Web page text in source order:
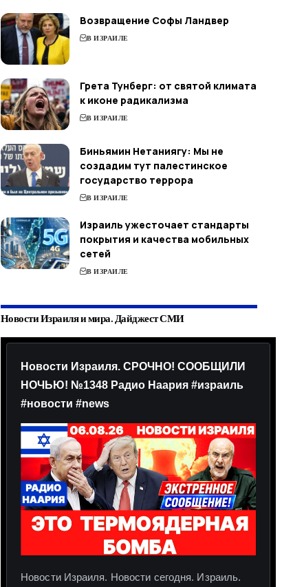
Возвращение Софы Ландвер
В ИЗРАИЛЕ
Грета Тунберг: от святой климата
к иконе радикализма
В ИЗРАИЛЕ
Биньямин Нетаниягу: Мы не
создадим тут палестинское
государство террора
В ИЗРАИЛЕ
Израиль ужесточает стандарты
покрытия и качества мобильных
сетей
В ИЗРАИЛЕ
Новости Израиля и мира. Дайджест СМИ